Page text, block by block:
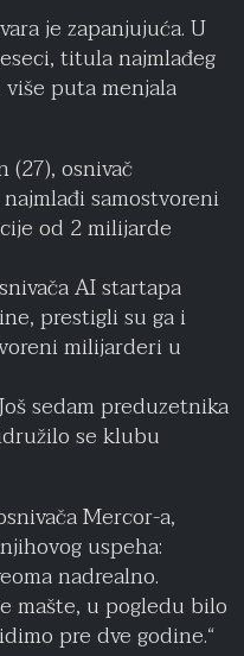
je zapanjujuća. U
titula najmlađeg
puta menjala
(27), osnivač
samostvoreni
od 2 milijarde
AI startapa
prestigli su ga i
milijarderi u
sedam preduzetnika
se klubu
Mercor-a,
uspeha:
nadrealno.
mašte, u pogledu bilo
pre dve godine.“